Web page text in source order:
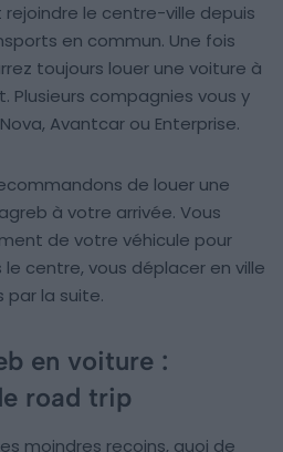
le centre-ville depuis
en commun. Une fois
toujours louer une voiture à
Plusieurs compagnies vous y
Avantcar ou Enterprise.
de louer une
à votre arrivée. Vous
de votre véhicule pour
centre, vous déplacer en ville
par la suite.
en voiture :
road trip
moindres recoins, quoi de